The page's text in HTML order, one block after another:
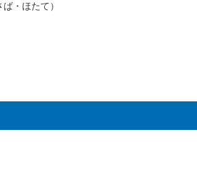
・ほたて）